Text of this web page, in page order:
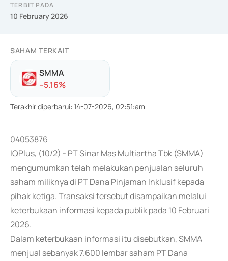
TERBIT PADA
10 February 2026
SAHAM TERKAIT
SMMA
--5.16%
Terakhir diperbarui: 14-07-2026, 02:51:am
04053876
IQPlus, (10/2) - PT Sinar Mas Multiartha Tbk (SMMA)
mengumumkan telah melakukan penjualan seluruh
saham miliknya di PT Dana Pinjaman Inklusif kepada
pihak ketiga. Transaksi tersebut disampaikan melalui
keterbukaan informasi kepada publik pada 10 Februari
2026.
Dalam keterbukaan informasi itu disebutkan, SMMA
menjual sebanyak 7.600 lembar saham PT Dana